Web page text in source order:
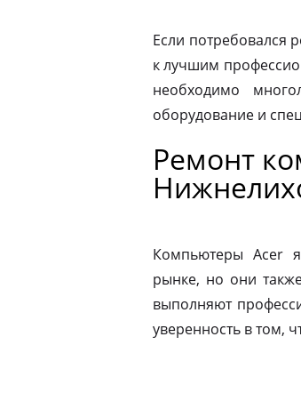
Если потребовался
к лучшим
необходимо
оборудование и
Ремонт
Компьютеры Acer
рынке, но они
выполняют
уверенность в том,